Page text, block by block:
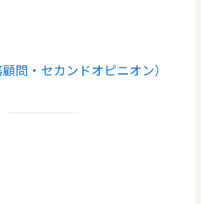
問・セカンドオピニオン）